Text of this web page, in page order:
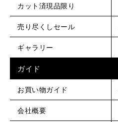
カット済現品限り
売り尽くしセール
ギャラリー
ガイド
お買い物ガイド
会社概要